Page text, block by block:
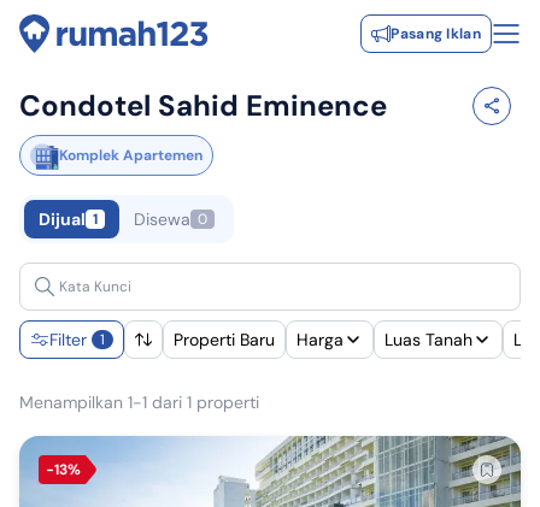
Pasang Iklan
Condotel Sahid Eminence
Komplek Apartemen
Dijual 1 Disewa 0
Filter 1 Properti Baru Harga Luas Tanah
Menampilkan 1-1 dari 1 properti
-13%